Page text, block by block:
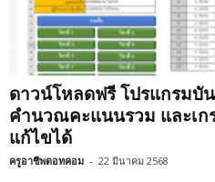
ดาวน์โหลดฟรี โปรแกรมบั
คำนวณคะแนนรวม และเก
แก้ไขได้
ครูอาชีพดอทคอม - 22 มีนาคม 2568